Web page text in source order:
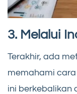
3. Melalui
Terakhir, ada
memahami
ini berkebalikan